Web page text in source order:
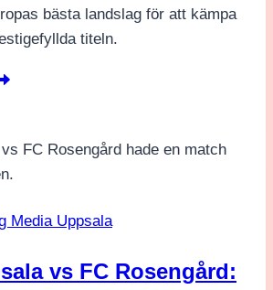
bästa landslag för att kämpa
titeln.
Media Uppsala
vs FC Rosengård: